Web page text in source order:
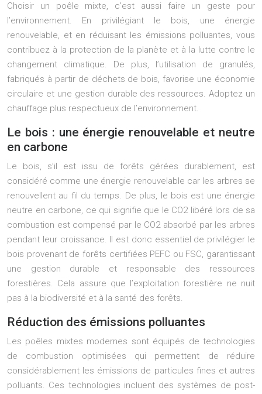
Choisir un poêle mixte, c’est aussi faire un geste pour
l’environnement. En privilégiant le bois, une énergie
renouvelable, et en réduisant les émissions polluantes, vous
contribuez à la protection de la planète et à la lutte contre le
changement climatique. De plus, l’utilisation de granulés,
fabriqués à partir de déchets de bois, favorise une économie
circulaire et une gestion durable des ressources. Adoptez un
chauffage plus respectueux de l’environnement.
Le bois : une énergie renouvelable et neutre
en carbone
Le bois, s’il est issu de forêts gérées durablement, est
considéré comme une énergie renouvelable car les arbres se
renouvellent au fil du temps. De plus, le bois est une énergie
neutre en carbone, ce qui signifie que le CO2 libéré lors de sa
combustion est compensé par le CO2 absorbé par les arbres
pendant leur croissance. Il est donc essentiel de privilégier le
bois provenant de forêts certifiées PEFC ou FSC, garantissant
une gestion durable et responsable des ressources
forestières. Cela assure que l’exploitation forestière ne nuit
pas à la biodiversité et à la santé des forêts.
Réduction des émissions polluantes
Les poêles mixtes modernes sont équipés de technologies
de combustion optimisées qui permettent de réduire
considérablement les émissions de particules fines et autres
polluants. Ces technologies incluent des systèmes de post-